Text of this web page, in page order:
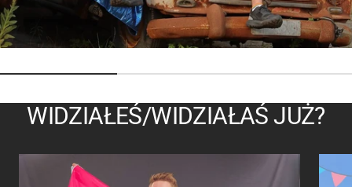
WIDZIAŁEŚ/WIDZIAŁAŚ JUŻ?